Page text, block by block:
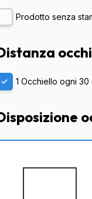
Prodotto senza
1 Occhiello ogni 30